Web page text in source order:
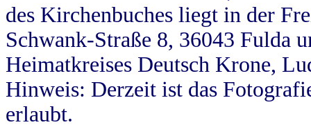
des Kirchenbuches liegt in der
Schwank-Straße 8, 36043 Fulda
Heimatkreises Deutsch Krone,
Hinweis: Derzeit ist das
erlaubt.